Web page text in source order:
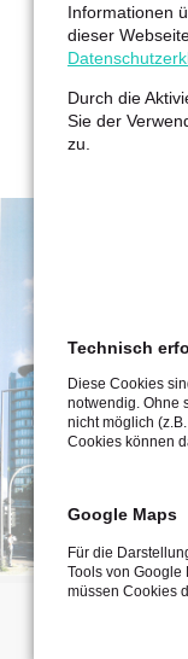
2020–2022
Ammonstraße
Baukosten: ca.
Informationen
dieser
Durch die
Sie der
zu.
Technisch
Diese Cookies
notwendig. Ohne
nicht möglich
Cookies können
Google Maps
Für die
Tools von Google
müssen Cookies